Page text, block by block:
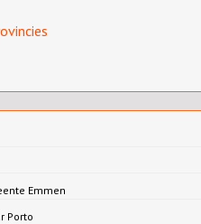
Emmen
Porto